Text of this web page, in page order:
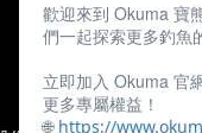
歡迎來到 Okuma 寶
們一起探索更多釣魚
立即加入 Okuma 官
更多專屬權益！
🌐 https://